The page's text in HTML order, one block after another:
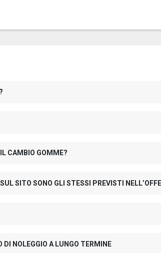
CAMBIO GOMME?
SITO SONO GLI STESSI PREVISTI
NOLEGGIO A LUNGO TERMINE